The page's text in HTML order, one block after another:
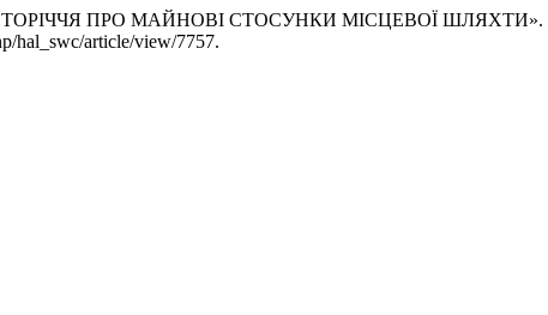
ПРО МАЙНОВІ СТОСУНКИ МІСЦЕВОЇ ШЛЯХТИ».
hal_swc/article/view/7757.